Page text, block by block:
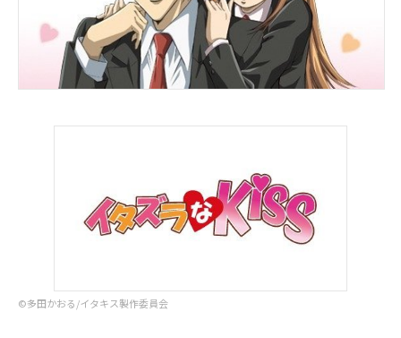
©︎多田かおる/イタキス製作委員会